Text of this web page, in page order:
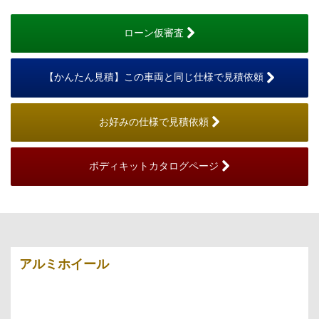
ローン仮審査
【かんたん見積】この車両と同じ仕様で見積依頼
お好みの仕様で見積依頼
ボディキットカタログページ
アルミホイール